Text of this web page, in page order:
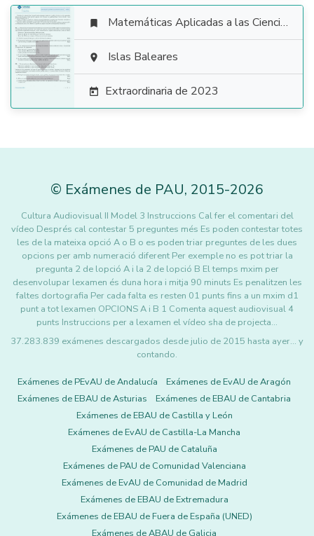

 Matemáticas Aplicadas a las Ciencias Sociales
 Islas Baleares
 Extraordinaria de 2023
© Exámenes de PAU, 2015-2026
Cultura Audiovisual II Model 3 Instruccions Cal fer el comentari del
vídeo Després cal contestar 5 preguntes més Es poden contestar totes
les de la mateixa opció A o B o es poden triar preguntes de les dues
opcions per amb numeració diferent Per exemple no es pot triar la
pregunta 2 de lopció A i la 2 de lopció B El temps mxim per
desenvolupar lexamen és duna hora i mitja 90 minuts Es penalitzen les
faltes dortografia Per cada falta es resten 01 punts fins a un mxim d1
punt a tot lexamen OPCIONS A i B 1 Comenta aquest audiovisual 4
punts Instruccions per a lexamen el vídeo sha de projecta…
37.283.839 exámenes descargados desde julio de 2015 hasta ayer... y
contando.
Exámenes de PEvAU de Andalucía
Exámenes de EvAU de Aragón
Exámenes de EBAU de Asturias
Exámenes de EBAU de Cantabria
Exámenes de EBAU de Castilla y León
Exámenes de EvAU de Castilla-La Mancha
Exámenes de PAU de Cataluña
Exámenes de PAU de Comunidad Valenciana
Exámenes de EvAU de Comunidad de Madrid
Exámenes de EBAU de Extremadura
Exámenes de EBAU de Fuera de España (UNED)
Exámenes de ABAU de Galicia